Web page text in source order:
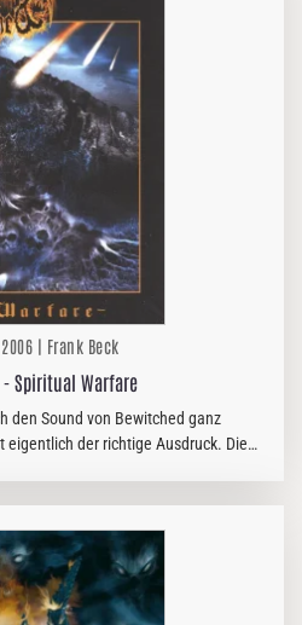
| Frank Beck
- Spiritual Warfare
den Sound von Bewitched ganz
der richtige Ausdruck. Die